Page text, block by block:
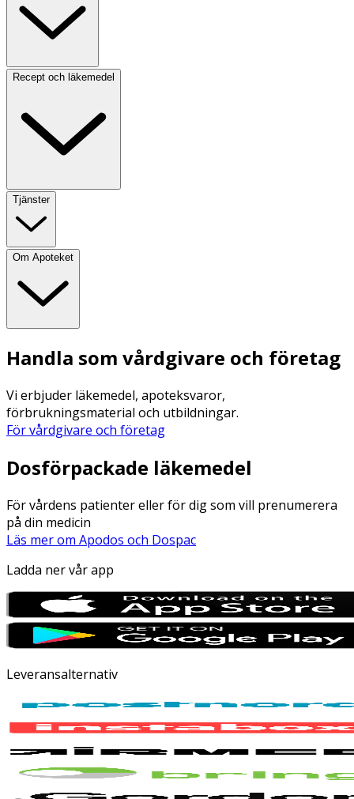
Recept och läkemedel
Tjänster
Om Apoteket
Handla som vårdgivare och företag
Vi erbjuder läkemedel, apoteksvaror,
förbrukningsmaterial och utbildningar.
För vårdgivare och företag
Dosförpackade läkemedel
För vårdens patienter eller för dig som vill prenumerera
på din medicin
Läs mer om Apodos och Dospac
Ladda ner vår app
Leveransalternativ